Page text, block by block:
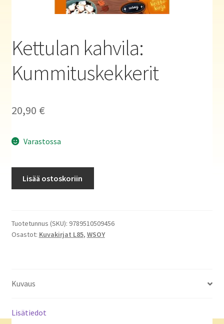
Haluatko kirjailijaksi?
Kettulan kahvila:
Kummituskekkerit
20,90 €
Varastossa
Lisää ostoskoriin
Tuotetunnus (SKU): 9789510509456
Osastot: Kuvakirjat L85, WSOY
Kuvaus
Lisätiedot